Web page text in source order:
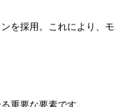
体的に説明します。